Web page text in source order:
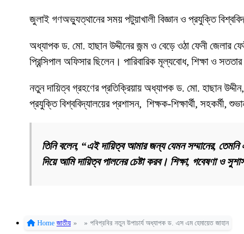
জুলাই গণঅভ্যুত্থানের সময় পটুয়াখালী বিজ্ঞান ও প্রযুক্তি
অধ্যাপক ড. মো. হাছান উদ্দীনের জন্ম ও বেড়ে ওঠা ফেনী জেলার
প্রিন্সিপাল অফিসার ছিলেন। পারিবারিক মূল্যবোধ, শিক্ষা ও
নতুন দায়িত্ব গ্রহণের প্রতিক্রিয়ায় অধ্যাপক ড. মো. হাছান উদ্দীন,
প্রযুক্তি বিশ্ববিদ্যালয়ের প্রশাসন, শিক্ষক-শিক্ষার্থী, সহকর্মী,
তিনি বলেন, “এই দায়িত্ব আমার জন্য যেমন সম্মানের, তেমনি
দিয়ে আমি দায়িত্ব পালনের চেষ্টা করব। শিক্ষা, গবেষণা ও
Home জাতীয় » » পবিপ্রবির নতুন উপাচার্য অধ্যাপক ড. এস এম হেমায়েত জাহান